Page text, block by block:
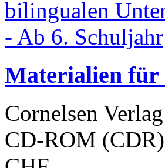
Materialien für
Cornelsen Verlag
CD-ROM (CDR)